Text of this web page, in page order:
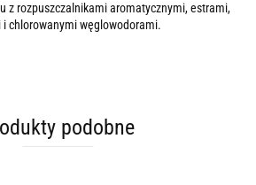
z rozpuszczalnikami aromatycznymi, estrami,
i chlorowanymi węglowodorami.
podobne